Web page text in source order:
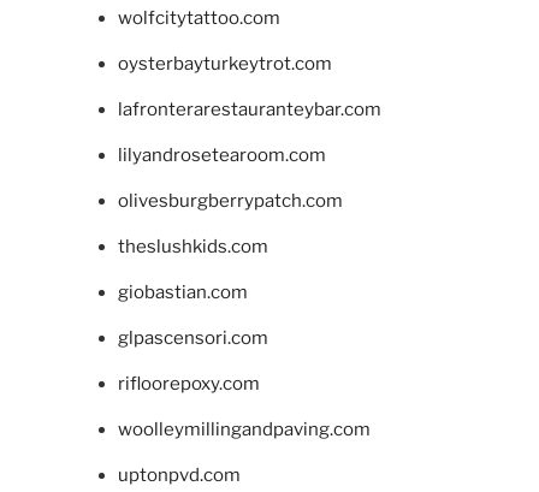
wolfcitytattoo.com
oysterbayturkeytrot.com
lafronterarestauranteybar.com
lilyandrosetearoom.com
olivesburgberrypatch.com
theslushkids.com
giobastian.com
glpascensori.com
rifloorepoxy.com
woolleymillingandpaving.com
uptonpvd.com